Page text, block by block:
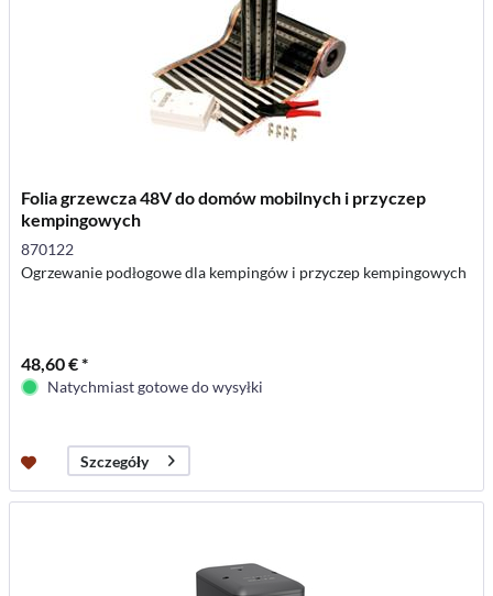
Folia grzewcza 48V do domów mobilnych i przyczep
kempingowych
870122
Ogrzewanie podłogowe dla kempingów i przyczep kempingowych
48,60 € *
Natychmiast gotowe do wysyłki
Szczegóły